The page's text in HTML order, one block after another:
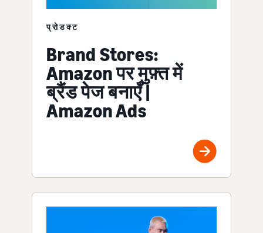
प्रोडक्ट
Brand Stores:
Amazon पर मुफ़्त में
ब्रैंड पेज बनाएँ |
Amazon Ads